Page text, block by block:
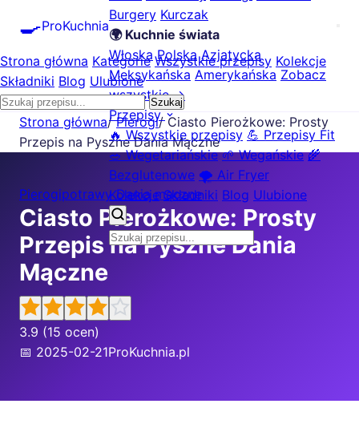
🍳ProKuchnia
Burgery Kurczak
🌍 Kuchnie świata
Włoska Polska Azjatycka
Meksykańska Amerykańska Zobacz
wszystkie →
Przepisy
🔥 Wszystkie przepisy 💪 Przepisy Fit
🥗 Wegetariańskie 🌱 Wegańskie 🌾
Bezglutenowe 🌪️ Air Fryer
Kolekcje Składniki Blog Ulubione
Strona główna Kategorie Wszystkie przepisy Kolekcje
Składniki Blog Ulubione
Szukaj
Strona główna/ Pierogi/ Ciasto Pierożkowe: Prosty
Przepis na Pyszne Dania Mączne
Pierogipotrawy Dania mączne
Ciasto Pierożkowe: Prosty
Przepis na Pyszne Dania
Mączne
3.9 (15 ocen)
📅 2025-02-21ProKuchnia.pl